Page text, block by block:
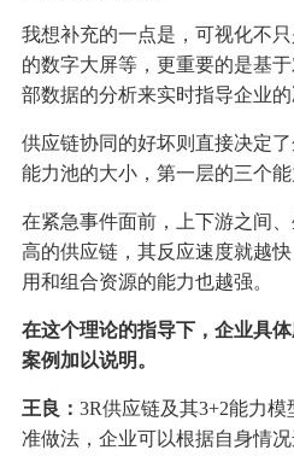
我想补充的一点是，可视化不
的数字大屏等，更重要的是基
部数据的分析来实时指导企业的
供应链协同的好坏则直接决定
能力池的大小，第一层的三个能
在紧急事件面前，上下游之间
高的供应链，其反应速度就越
用和组合资源的能力也越强。
在这个理论的指导下，企业具
案例加以说明。
王良： 3R供应链及其3+2能力
准做法，企业可以根据自身情况